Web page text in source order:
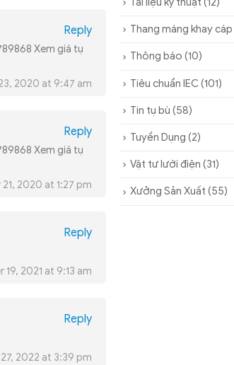
Reply
Xem giá tụ
2020 at 9:47 am
Reply
Xem giá tụ
2020 at 1:27 pm
Reply
2021 at 9:13 am
Reply
2022 at 3:39 pm
Thang máng khay cáp
Thông báo (10)
Tiêu chuẩn IEC(101)
Tin tụ bù (58)
Tuyển Dụng (2)
Vật tư lưới điện (31)
Xưởng Sản Xuất (55)